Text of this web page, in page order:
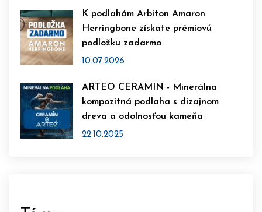
K podlahám Arbiton Amaron
Herringbone získate prémiovú
podložku zadarmo
10.07.2026
ARTEO CERAMIN - Minerálna
kompozitná podlaha s dizajnom
dreva a odolnosťou kameňa
22.10.2025